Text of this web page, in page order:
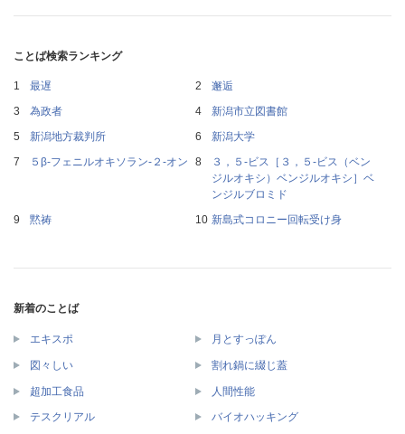
ことば検索ランキング
最遅
邂逅
為政者
新潟市立図書館
新潟地方裁判所
新潟大学
５β‐フェニルオキソラン‐２‐オン
３，５‐ビス［３，５‐ビス（ベン
ジルオキシ）ベンジルオキシ］ベ
ンジルブロミド
黙祷
新島式コロニー回転受け身
新着のことば
エキスポ 月とすっぽん
図々しい 割れ鍋に綴じ蓋
超加工食品 人間性能
テスクリアル バイオハッキング